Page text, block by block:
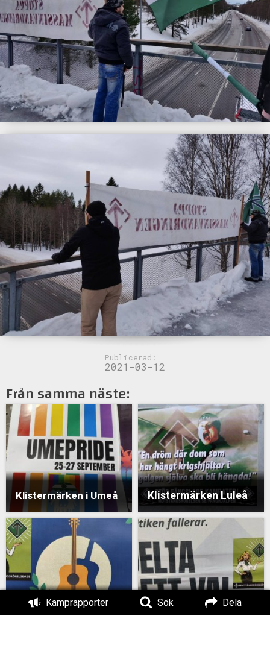
Kamprapporter Sök Dela
Publicerad:
2021-03-12
Från samma näste:
Klistermärken i Umeå Klistermärken Luleå
Klistermärken i Umeå Klistermärken i Umeå